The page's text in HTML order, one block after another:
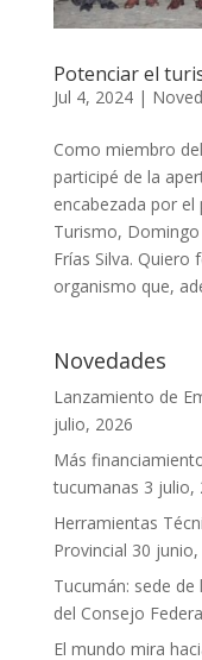
Potenciar el
Jul 4, 2024|
Como miembro
participé de la
encabezada por
Turismo,
Frías Silva. Quiero
organismo que,
Novedades
Lanzamiento de
julio, 2026
Más
tucumanas 3 julio,
Herramientas
Provincial 30 junio,
Tucumán: sede de
del Consejo
El mundo mira